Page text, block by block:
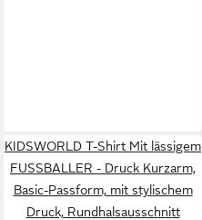
KIDSWORLD T-Shirt Mit lässigem
FUSSBALLER - Druck Kurzarm,
Basic-Passform, mit stylischem
Druck, Rundhalsausschnitt